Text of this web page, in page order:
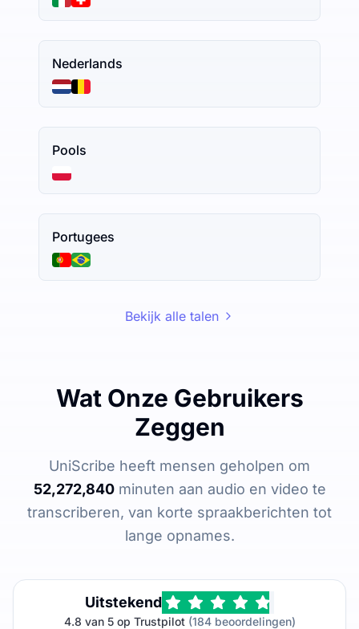
Nederlands
Pools
Portugees
Bekijk alle talen
Wat Onze Gebruikers
Zeggen
UniScribe heeft mensen geholpen om
52,272,840minuten aan audio en video te
transcriberen, van korte spraakberichten tot
lange opnames.
Uitstekend
4.8 van 5 op Trustpilot(184 beoordelingen)